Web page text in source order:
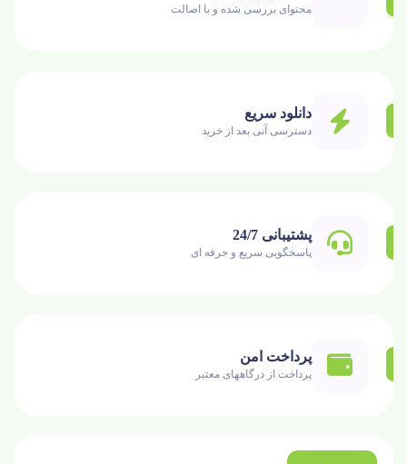
محتوای بررسی شده و با اصالت
دانلود سریع
دسترسی آنی بعد از خرید
پشتیبانی 24/7
پاسخگویی سریع و حرفه ای
پرداخت امن
پرداخت از درگاههای معتبر